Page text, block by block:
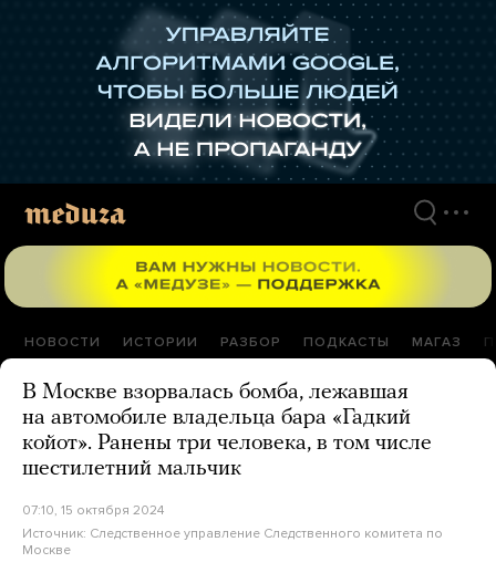
НОВОСТИ ИСТОРИИ РАЗБОР ПОДКАСТЫ МАГАЗ
В Москве взорвалась бомба, лежавшая
на автомобиле владельца бара «Гадкий
койот». Ранены три человека, в том числе
шестилетний мальчик
07:10, 15 октября 2024
Источник: Следственное управление Следственного комитета по
Москве